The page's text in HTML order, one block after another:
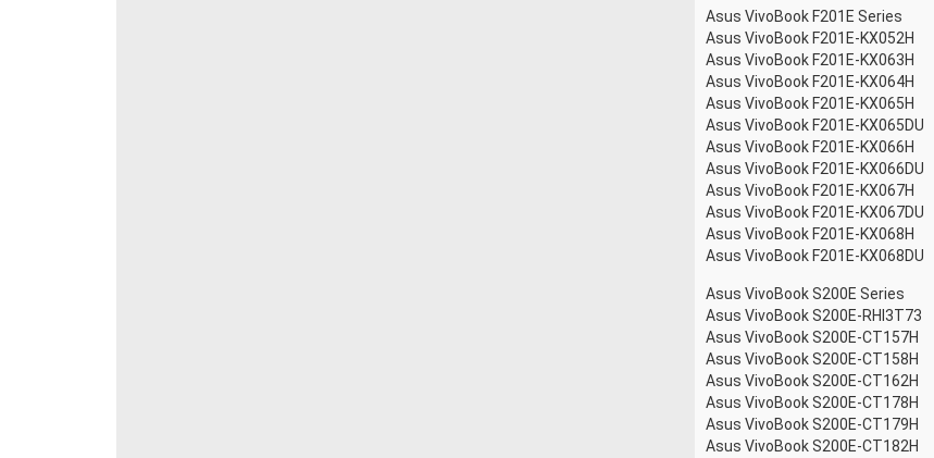
Asus VivoBook F201E Series
Asus VivoBook F201E-KX052H
Asus VivoBook F201E-KX063H
Asus VivoBook F201E-KX064H
Asus VivoBook F201E-KX065H
Asus VivoBook F201E-KX065DU
Asus VivoBook F201E-KX066H
Asus VivoBook F201E-KX066DU
Asus VivoBook F201E-KX067H
Asus VivoBook F201E-KX067DU
Asus VivoBook F201E-KX068H
Asus VivoBook F201E-KX068DU
Asus VivoBook S200E Series
Asus VivoBook S200E-RHI3T73
Asus VivoBook S200E-CT157H
Asus VivoBook S200E-CT158H
Asus VivoBook S200E-CT162H
Asus VivoBook S200E-CT178H
Asus VivoBook S200E-CT179H
Asus VivoBook S200E-CT182H